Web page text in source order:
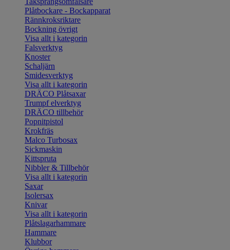
Plåtbockare - Bockapparat
Rännkroksriktare
Bockning övrigt
Visa allt i kategorin
Falsverktyg
Knoster
Schaljärn
Smidesverktyg
Visa allt i kategorin
DRÄCO Plåtsaxar
Trumpf elverktyg
DRÄCO tillbehör
Popnitpistol
Krokfräs
Malco Turbosax
Sickmaskin
Kittspruta
Nibbler & Tillbehör
Visa allt i kategorin
Saxar
Isolersax
Knivar
Visa allt i kategorin
Plåtslagarhammare
Hammare
Klubbor